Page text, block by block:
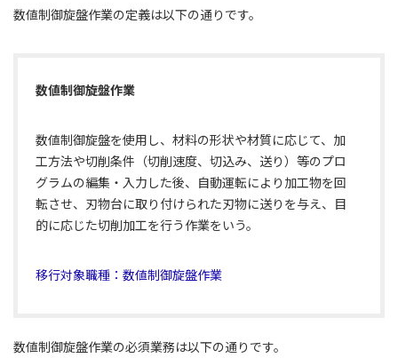
数値制御旋盤作業の定義は以下の通りです。
数値制御旋盤作業
数値制御旋盤を使用し、材料の形状や材質に応じて、加
工方法や切削条件（切削速度、切込み、送り）等のプロ
グラムの編集・入力した後、自動運転により加工物を回
転させ、刃物台に取り付けられた刃物に送りを与え、目
的に応じた切削加工を行う作業をいう。
移行対象職種：数値制御旋盤作業
数値制御旋盤作業の必須業務は以下の通りです。